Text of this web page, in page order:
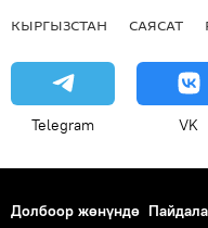
КЫРГЫЗСТАН САЯСАТ
Telegram VK
Долбоор жөнүндө